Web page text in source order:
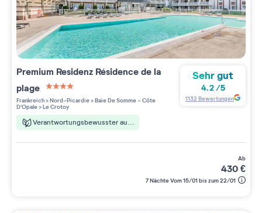
Premium Residenz Résidence de la
plage
4 étoiles sur 5
Frankreich>Nord-Picardie>Baie De Somme - Côte
D'Opale>Le Crotoy
Verantwortungsbewusster aufenthalt
Sehr gut
4.2 /5
1132 Bewertungen
ab
430€
7 Nächte Vom 15/01 bis zum 22/01